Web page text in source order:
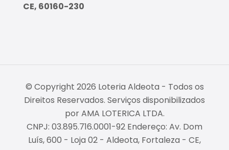
CE, 60160-230
© Copyright 2026 Loteria Aldeota - Todos os
Direitos Reservados. Serviços disponibilizados
por AMA LOTERICA LTDA.
CNPJ: 03.895.716.0001-92 Endereço: Av. Dom
Luís, 600 - Loja 02 - Aldeota, Fortaleza - CE,